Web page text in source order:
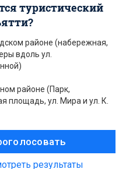
туристический
районе (набережная,
вдоль ул.
районе (Парк,
площадь, ул. Мира и ул. К.
результаты